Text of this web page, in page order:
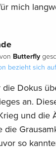
mich
von Butterfly
bezieht sich
Dokus
an.
und die
die
so